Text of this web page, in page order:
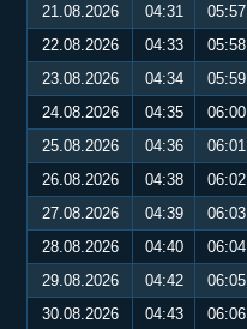
21.08.2026
04:31 05:57
22.08.2026
04:33 05:58
23.08.2026
04:34 05:59
24.08.2026
04:35 06:00
25.08.2026
04:36 06:01
26.08.2026
04:38 06:02
27.08.2026
04:39 06:03
28.08.2026
04:40 06:04
29.08.2026
04:42 06:05
30.08.2026
04:43 06:06